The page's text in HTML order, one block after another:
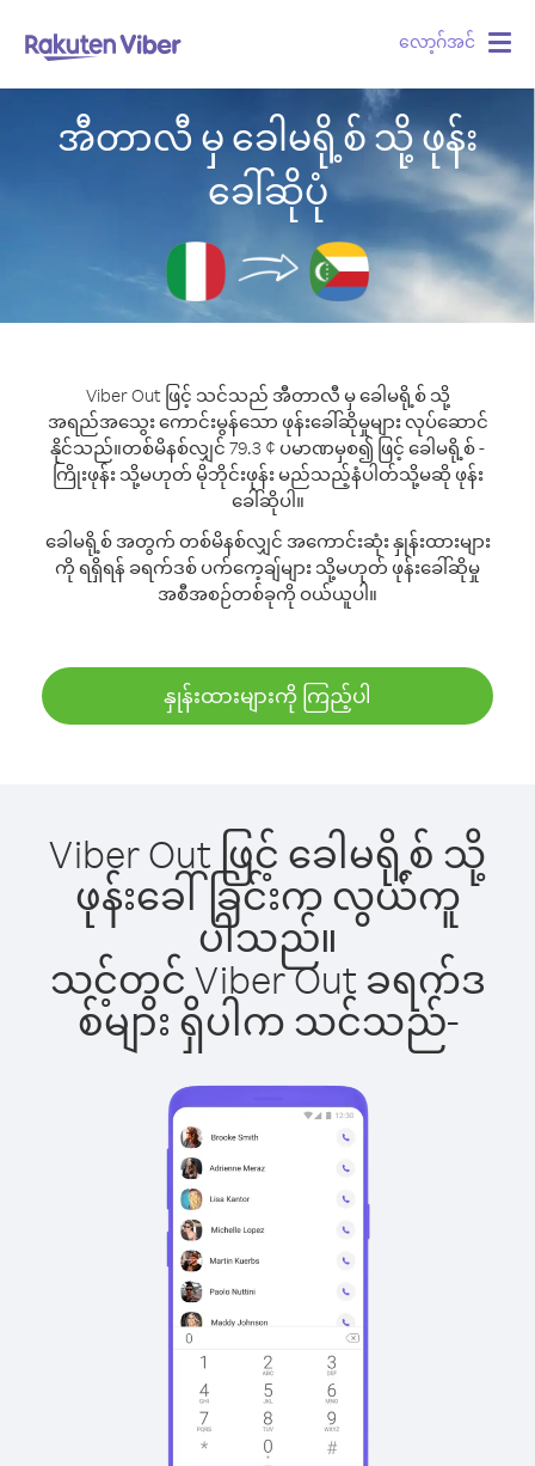
လော့ဂ်အင်
အီတာလီ မှ ခေါမရို့စ် သို့ ဖုန်း
ခေါ်ဆိုပုံ
Viber Out ဖြင့် သင်သည် အီတာလီ မှ ခေါမရို့စ် သို့
အရည်အသွေး ကောင်းမွန်သော ဖုန်းခေါ်ဆိုမှုများ လုပ်ဆောင်
နိုင်သည်။တစ်မိနစ်လျှင် 79.3 ¢ ပမာဏမှစ၍ ဖြင့် ခေါမရို့စ် -
ကြိုးဖုန်း သို့မဟုတ် မိုဘိုင်းဖုန်း မည်သည့်နံပါတ်သို့မဆို ဖုန်း
ခေါ်ဆိုပါ။
ခေါမရို့စ် အတွက် တစ်မိနစ်လျှင် အကောင်းဆုံး နှုန်းထားများ
ကို ရရှိရန် ခရက်ဒစ် ပက်ကေ့ချ်များ သို့မဟုတ် ဖုန်းခေါ်ဆိုမှု
အစီအစဉ်တစ်ခုကို ဝယ်ယူပါ။
နှုန်းထားများကို ကြည့်ပါ
Viber Out ဖြင့် ခေါမရို့စ် သို့
ဖုန်းခေါ်ခြင်းက လွယ်ကူ
ပါသည်။
သင့်တွင် Viber Out ခရက်ဒ
စ်များ ရှိပါက သင်သည်-